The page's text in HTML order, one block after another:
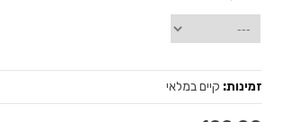
זמינות: קיים במלאי